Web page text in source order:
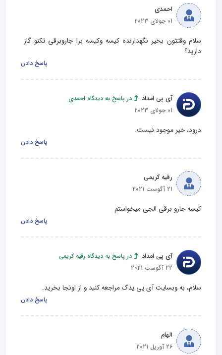
احمدی
01 جولای 2023
سلام وقتتون بخیر نگهدارنده کیسه وکیسه برا جاروبرقی تکنو گاز
دارید؟
پاسخ دادن
آی پی امداد
در پاسخ به دیدگاه احمدی
01 جولای 2023
درود، خیر موجود نیست.
پاسخ دادن
رقیه کریمی
21 آگوست 2021
کیسه جارو برقی الجی میخواستم
پاسخ دادن
آی پی امداد
در پاسخ به دیدگاه رقیه کریمی
22 آگوست 2021
سلام، به وبسایت آی پی یدک مراجعه کنید و از اونجا بخرید.
پاسخ دادن
الهام
26 آوریل 2021